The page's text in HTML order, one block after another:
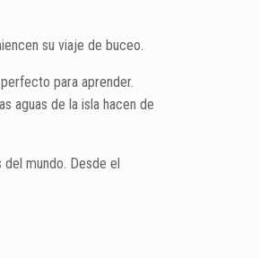
su viaje de buceo.
para aprender.
aguas de la isla hacen de
mundo. Desde el